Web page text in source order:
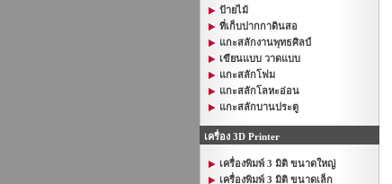
ป้ายไม้
ที่เก็บปากกาดินสอ
แกะสลักงานพุทธศิลป์
เขียนแบบ วาดแบบ
แกะสลักโฟม
แกะสลักโลหะอ่อน
แกะสลักบานประตู
เครื่อง 3D Printer
เครื่องพิมพ์ 3 มิติ ขนาดใหญ่
เครื่องพิมพ์ 3 มิติ ขนาดเล็ก